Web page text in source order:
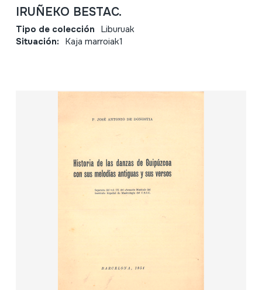
IRUÑEKO BESTAC.
Tipo de colección Liburuak
Situación: Kaja marroiak1